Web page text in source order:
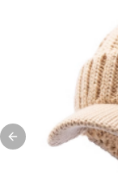
Previous slide